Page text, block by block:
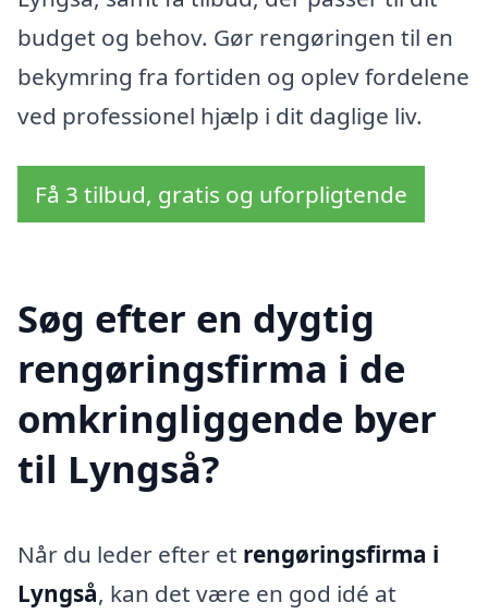
budget og behov. Gør rengøringen til en
bekymring fra fortiden og oplev fordelene
ved professionel hjælp i dit daglige liv.
Få 3 tilbud, gratis og uforpligtende
Søg efter en dygtig
rengøringsfirma i de
omkringliggende byer
til Lyngså?
Når du leder efter et rengøringsfirma i
Lyngså, kan det være en god idé at